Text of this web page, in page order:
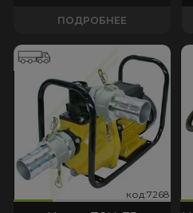
ПОДРОБНЕЕ
код:7268
код:3605